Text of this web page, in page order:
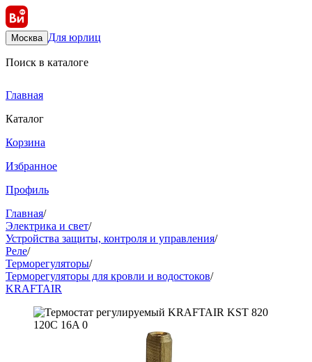
Москва Для юрлиц
Поиск в каталоге
Главная
Каталог
Корзина
Избранное
Профиль
Главная/
Электрика и свет/
Устройства защиты, контроля и управления/
Реле/
Терморегуляторы/
Терморегуляторы для кровли и водостоков/
KRAFTAIR